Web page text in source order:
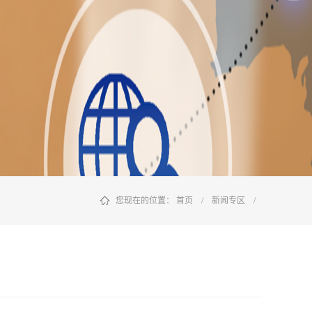
您现在的位置： 首页 / 新闻专区 /